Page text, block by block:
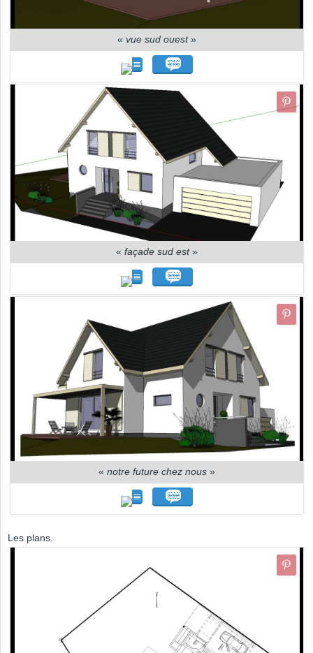
« vue sud ouest»
« façade sud est»
« notre future chez nous »
Les plans.